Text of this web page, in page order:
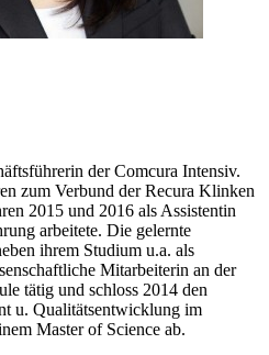
der Comcura Intensiv.
zum Verbund der Recura Klinken
2015 und 2016 als Assistentin
arbeitete. Die gelernte
ihrem Studium u.a. als
Mitarbeiterin an der
tätig und schloss 2014 den
u. Qualitätsentwicklung im
Master of Science ab.